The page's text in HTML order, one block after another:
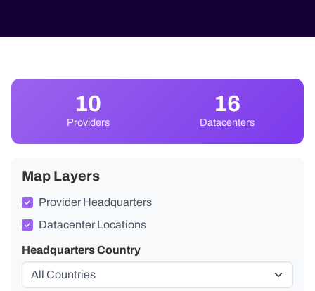
10
Providers
16
Datacenters
Map Layers
Provider Headquarters
Datacenter Locations
Headquarters Country